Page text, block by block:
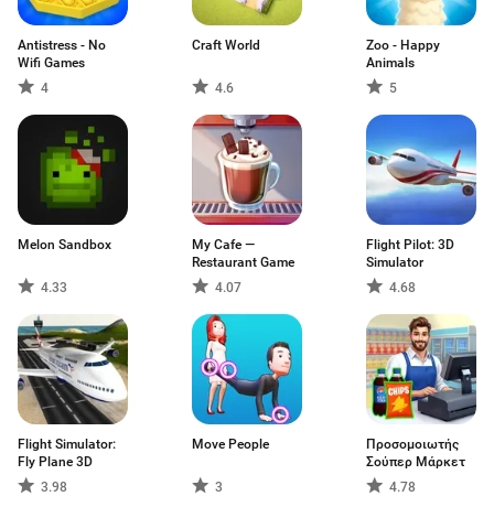
Antistress - No
Wifi Games
4
Craft World
4.6
Zoo - Happy
Animals
5
Melon Sandbox
4.33
My Cafe —
Restaurant Game
4.07
Flight Pilot: 3D
Simulator
4.68
Flight Simulator:
Fly Plane 3D
3.98
Move People
3
Προσομοιωτής
Σούπερ Μάρκετ
4.78